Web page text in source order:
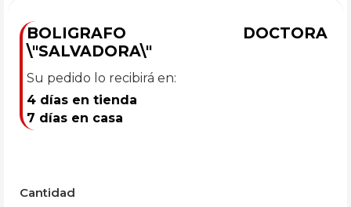
BOLIGRAFO DOCTORA
\"SALVADORA\"
Su pedido lo recibirá en:
4 días en tienda
7 días en casa
Cantidad